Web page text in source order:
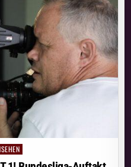
11,41
MILLIONEN
MENSCHEN